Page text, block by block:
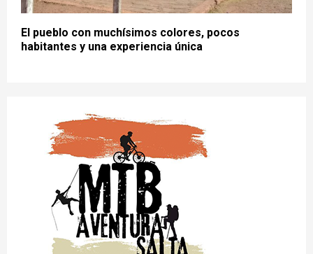
El pueblo con muchísimos colores, pocos
habitantes y una experiencia única